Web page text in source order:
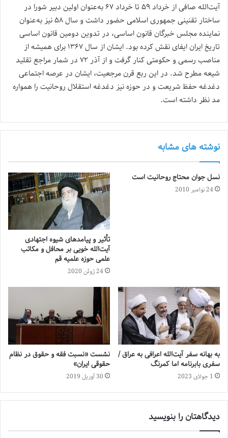
آیت‌الله صافی از خرداد ۵۹ تا خرداد ۶۷ به‌عنوان اولین دبیر شورا در
ساختار تقنینی جمهوری اسلامی حضور داشت و سال ۵۸ نیز به‌عنوان
نماینده مجلس خبرگان قانون اساسی، در تدوین دومین قانون اساسی
تاریخ ایران ایفای نقش کرده بود. ایشان از سال ۱۳۶۷ برای همیشه از
مناصب رسمی و حکومتی کنار گرفت و از آذر ۷۲ در شمار مراجع تقلید
شیعه مطرح شد. در این ربع قرن مرجعیت، ایشان در عرصه اجتماعی
دغدغه حفظ شریعت و در حوزه نیز دغدغه استقلال روحانیت را همواره
مد نظر داشته است.
نوشته های مشابه
نسل جوان محتاج روحانیت است
24 نوامبر 2010
تأثیر و پیامدهای شیوه اجتهادی
آیت‌الله خویى بر محافل و مکاتب
علمى حوزه علمیه قم
24 ژوئن 2020
به بهانه سفر آیت‌الله اعرافی به عراق /
سفری بابرنامه اما کمرنگ
1 جولای 2023
نشست «نسبت فقه و حقوق در نظام
حقوقی ایران»
30 آوریل 2019
دیدگاهتان را بنویسید